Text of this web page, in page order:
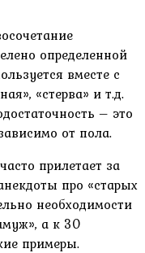
определенной
вместе с
«стерва» и т.д.
– это
от пола.
прилетает за
про «старых
необходимости
а к 30
примеры.